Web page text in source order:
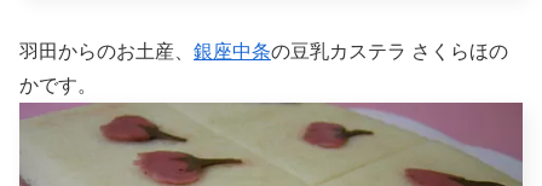
羽田からのお土産、 銀座中条の豆乳カステラ さくらほの
かです。